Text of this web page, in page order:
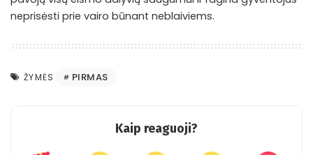
neprisėsti prie vairo būnant neblaiviems.
ŽYMĖS PIRMAS
Kaip reaguoji?